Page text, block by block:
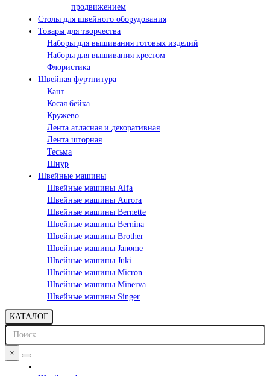
продвижением
Столы для швейного оборудования
Товары для творчества
Наборы для вышивания готовых изделий
Наборы для вышивания крестом
Флористика
Швейная фуртнитура
Кант
Косая бейка
Кружево
Лента aтласная и декоративная
Лента шторная
Тесьма
Шнур
Швейные машины
Швейные машины Alfa
Швейные машины Aurora
Швейные машины Bernette
Швейные машины Bernina
Швейные машины Brother
Швейные машины Janome
Швейные машины Juki
Швейные машины Micron
Швейные машины Minerva
Швейные машины Singer
КАТАЛОГ
×